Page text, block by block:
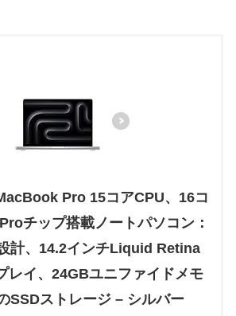
Pro 15コアCPU、16コ
チップ搭載ノートパソコン：
計、14.2インチLiquid Retina
レイ、24GBユニファイドメモ
SSDストレージ – シルバー